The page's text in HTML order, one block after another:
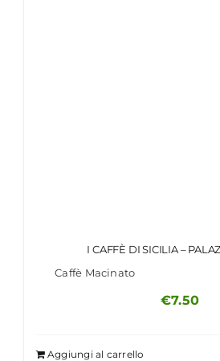
I CAFFÈ DI SICILIA –
Caffè Macinato
€7.50
Aggiungi al carrello